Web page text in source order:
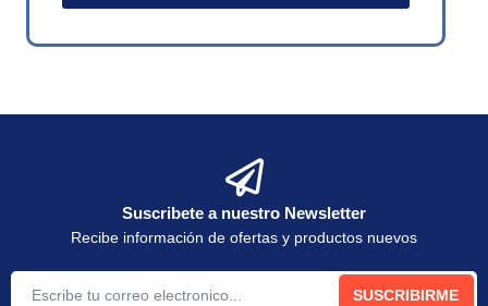
Suscribete a nuestro Newsletter
Recibe información de ofertas y productos nuevos
SUSCRIBIRME